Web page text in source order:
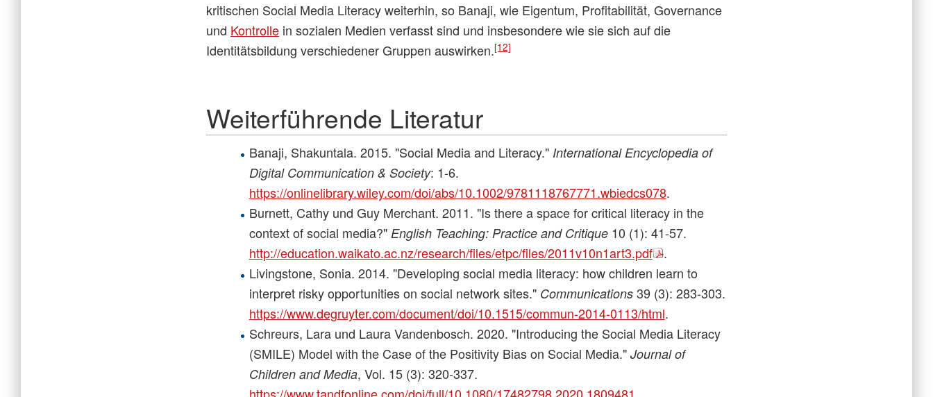
kritischen Social Media Literacy weiterhin, so Banaji, wie Eigentum, Profitabilität, Governance
und Kontrolle in sozialen Medien verfasst sind und insbesondere wie sie sich auf die
Identitätsbildung verschiedener Gruppen auswirken.[12]
Weiterführende Literatur
Banaji, Shakuntala. 2015. "Social Media and Literacy." International Encyclopedia of
Digital Communication & Society: 1-6.
https://onlinelibrary.wiley.com/doi/abs/10.1002/9781118767771.wbiedcs078.
Burnett, Cathy und Guy Merchant. 2011. "Is there a space for critical literacy in the
context of social media?" English Teaching: Practice and Critique10 (1): 41-57.
http://education.waikato.ac.nz/research/files/etpc/files/2011v10n1art3.pdf
.
Livingstone, Sonia. 2014. "Developing social media literacy: how children learn to
interpret risky opportunities on social network sites." Communications39 (3): 283-303.
https://www.degruyter.com/document/doi/10.1515/commun-2014-0113/html.
Schreurs, Lara und Laura Vandenbosch. 2020. "Introducing the Social Media Literacy
(SMILE) Model with the Case of the Positivity Bias on Social Media." Journal of
Children and Media, Vol. 15 (3): 320-337.